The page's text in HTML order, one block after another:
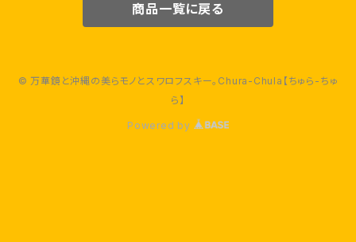
商品一覧に戻る
© 万華鏡と沖縄の美らモノとスワロフスキー。Chura-Chula【ちゅら-ちゅ
ら】
Powered by